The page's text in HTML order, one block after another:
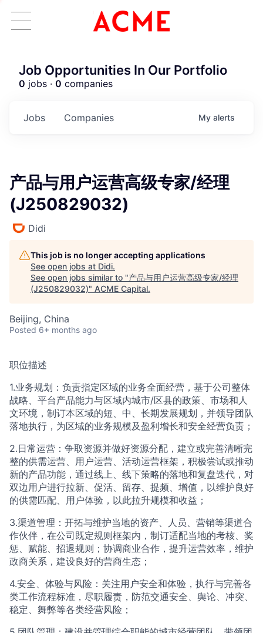
ACME Homepage
Job Opportunities In Our Portfolio
0 jobs · 0 companies
Jobs Companies My alerts
产品与用户运营高级专家/经理
(J250829032)
Didi
This job is no longer accepting applications
See open jobs at Didi.
See open jobs similar to "产品与用户运营高级专家/经理
(J250829032)" ACME Capital.
Beijing, China
Posted 6+ months ago
职位描述
1.业务规划：负责指定区域的业务全面经营，基于公司整体
战略、平台产品能力与区域内城市/区县的政策、市场和人
文环境，制订本区域的短、中、长期发展规划，并领导团队
落地执行，为区域的业务规模及盈利增长和安全经营负责；
2.日常运营：争取资源并做好资源分配，建立或完善清晰完
整的供需运营、用户运营、活动运营框架，积极尝试或推动
新的产品功能，通过线上、线下策略的落地和复盘迭代，对
双边用户进行拉新、促活、留存、提频、增值，以维护良好
的供需匹配、用户体验，以此拉升规模和收益；
3.渠道管理：开拓与维护当地的资产、人员、营销等渠道合
作伙伴，在公司既定规则框架内，制订适配当地的考核、奖
惩、赋能、招退规则；协调商业合作，提升运营效率，维护
政商关系，建设良好的营商生态；
4.安全、体验与风险：关注用户安全和体验，执行与完善各
类工作流程标准，尽职履责，防范交通安全、舆论、冲突、
稳定、舞弊等各类经营风险；